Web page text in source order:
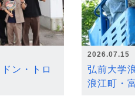
ン・トロ
2026.07.15
弘前大学
浪江町・